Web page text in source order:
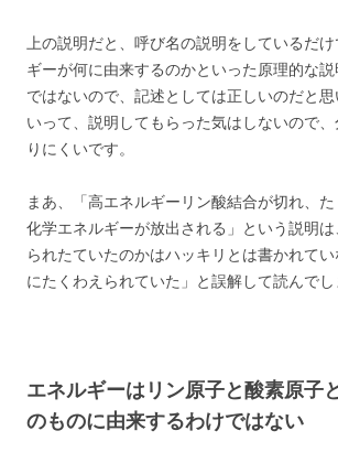
上の説明だと、 呼び名の説明をしているだ
ギーが何に由来するのかといった原理的な
ではないので、記述としては正しいのだと
いって、説明してもらった気はしないので
りにくいです。
まあ、「高エネルギーリン酸結合が切れ、
化学エネルギーが放出される」という説明は
られたていたのかはハッキリとは書かれて
にたくわえられていた」と誤解して読んでし
エネルギーはリン原子と酸素原子
のものに由来するわけではない